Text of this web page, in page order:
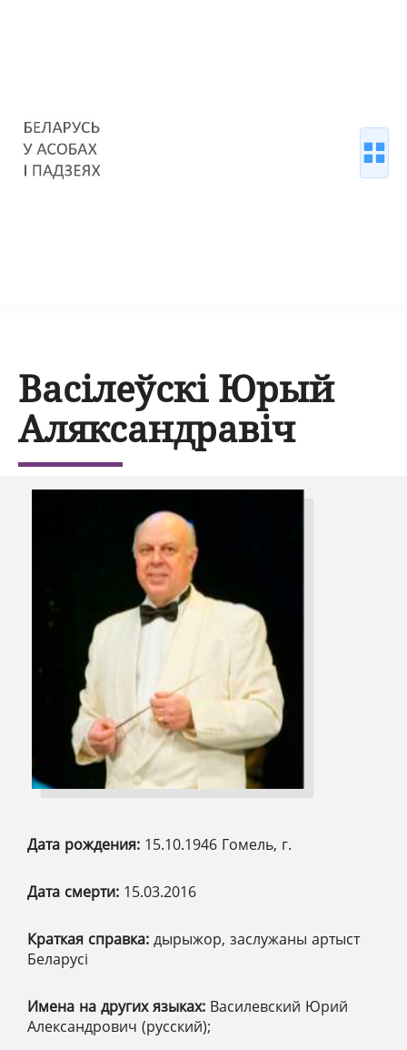
Васілеўскі Юрый
Аляксандравіч
Дата рождения: 15.10.1946 Гомель, г.
Дата смерти: 15.03.2016
Краткая справка: дырыжор, заслужаны артыст
Беларусі
Имена на других языках: Василевский Юрий
Александрович (русский);